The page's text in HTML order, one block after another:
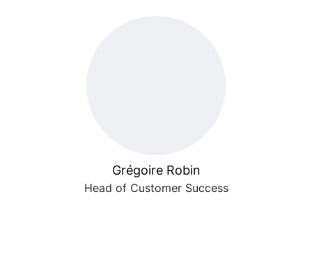
Grégoire Robin
Head of Customer Success